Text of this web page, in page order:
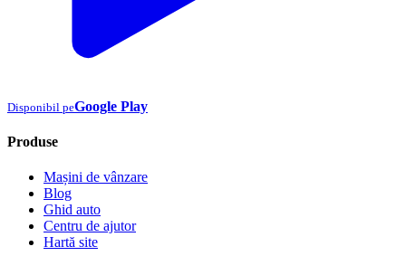
Disponibil peGoogle Play
Produse
Mașini de vânzare
Blog
Ghid auto
Centru de ajutor
Hartă site